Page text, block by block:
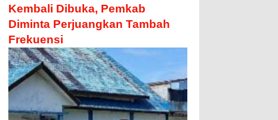
Kembali Dibuka, Pemkab
Diminta Perjuangkan Tambah
Frekuensi